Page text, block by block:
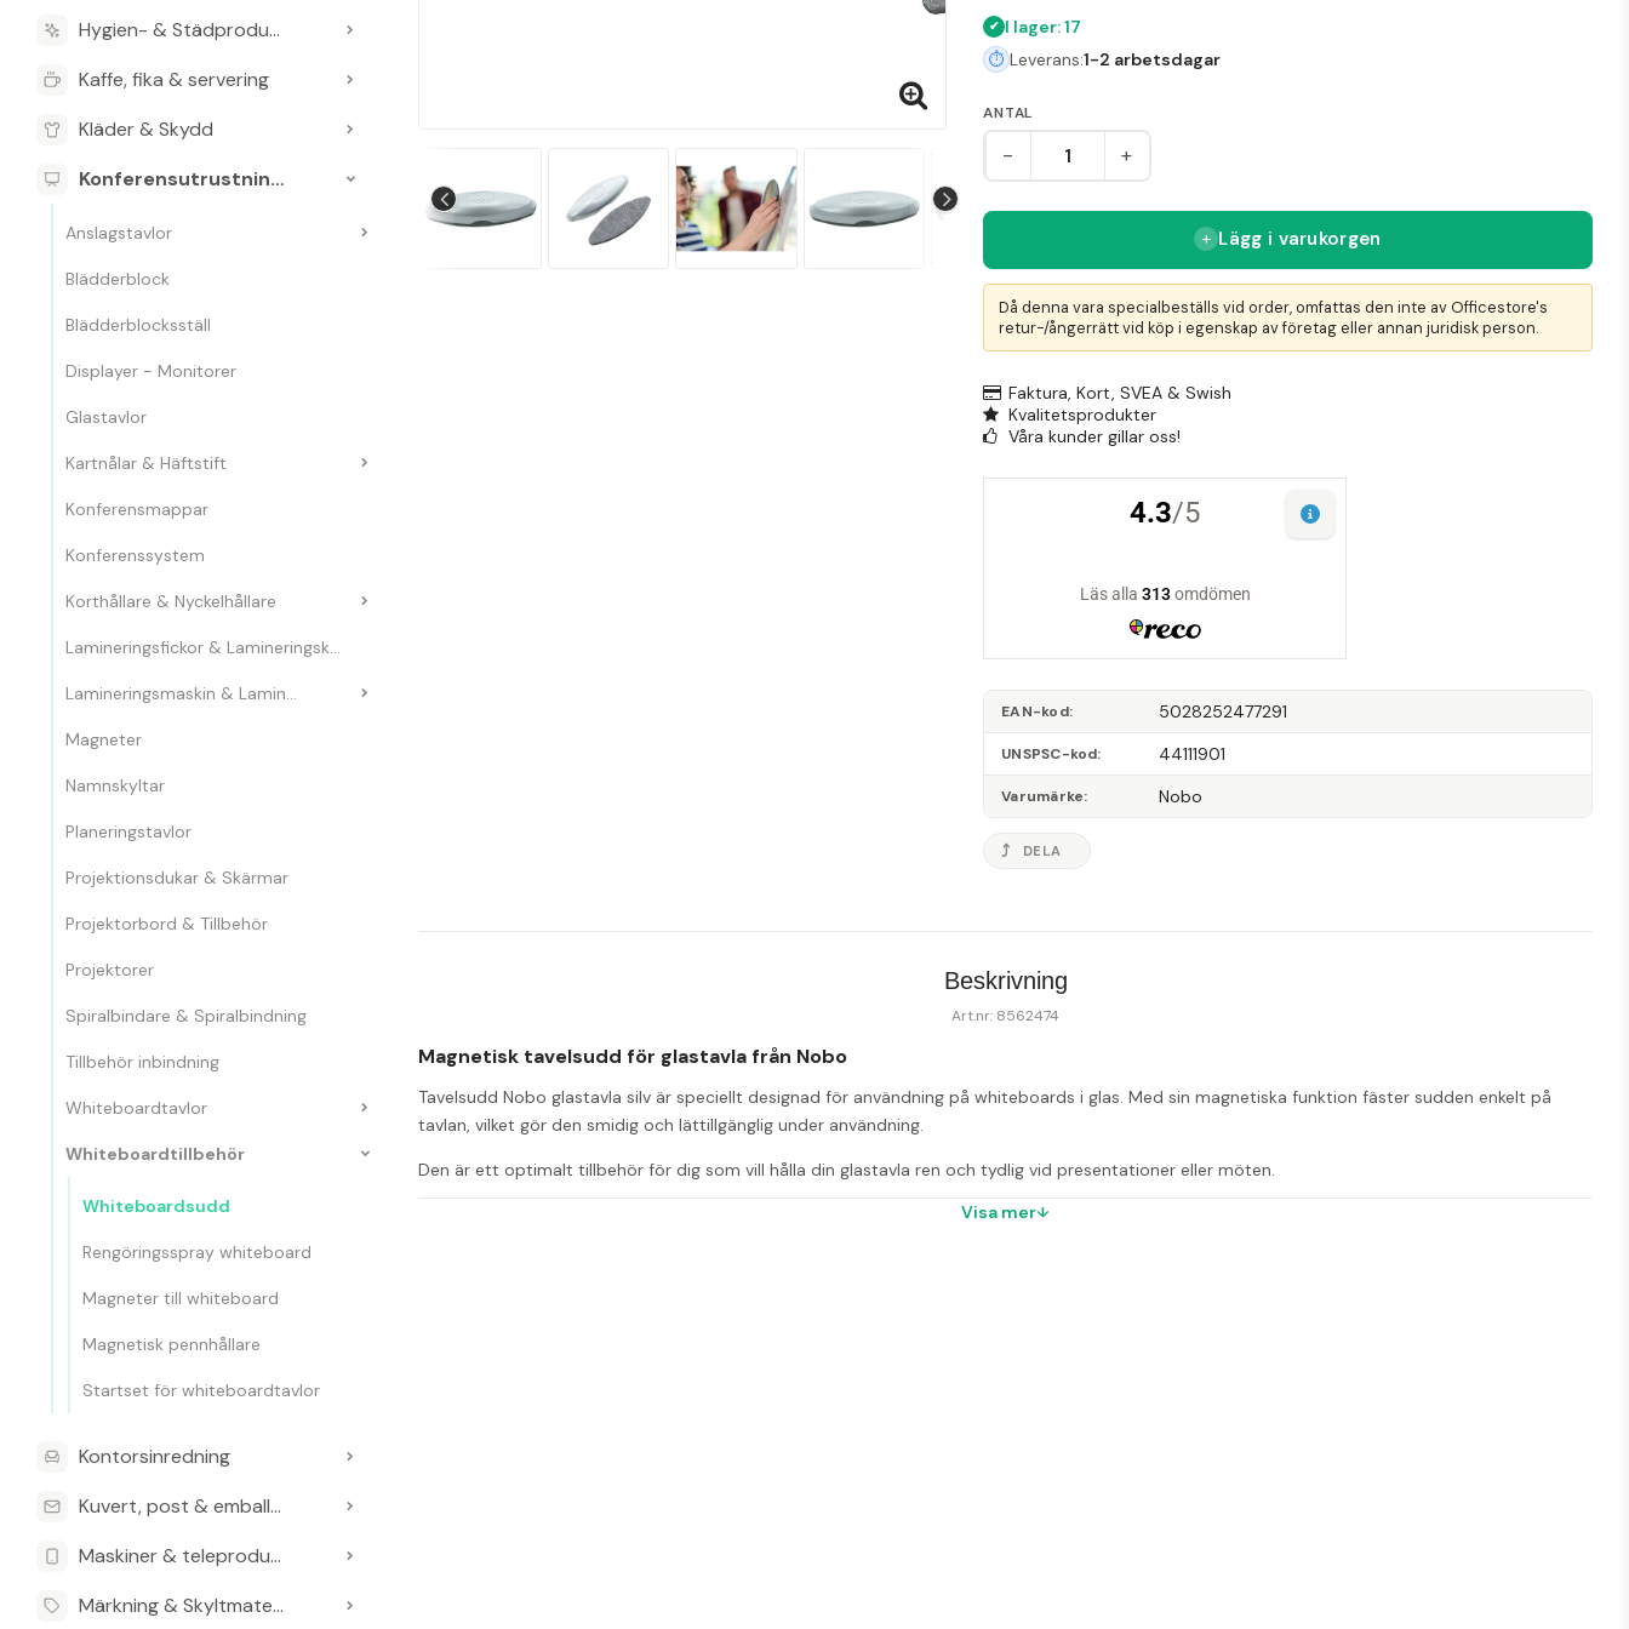
Hygien- & Städprodukter
Kaffe, fika & servering
Kläder & Skydd
Konferensutrustning & Presentationsutrustning
Anslagstavlor
Blädderblock
Blädderblocksställ
Displayer - Monitorer
Glastavlor
Kartnålar & Häftstift
Konferensmappar
Konferenssystem
Korthållare & Nyckelhållare
Lamineringsfickor & Lamineringskassetter
Lamineringsmaskin & Laminator
Magneter
Namnskyltar
Planeringstavlor
Projektionsdukar & Skärmar
Projektorbord & Tillbehör
Projektorer
Spiralbindare & Spiralbindning
Tillbehör inbindning
Whiteboardtavlor
Whiteboardtillbehör
Whiteboardsudd
Rengöringsspray whiteboard
Magneter till whiteboard
Magnetisk pennhållare
Startset för whiteboardtavlor
Kontorsinredning
Kuvert, post & emballage
Maskiner & teleprodukter
Märkning & Skyltmaterial
I lager: 17
Leverans:1-2 arbetsdagar
ANTAL
- +
Lägg i varukorgen
Då denna vara specialbeställs vid order, omfattas den inte av Officestore's
retur-/ångerrätt vid köp i egenskap av företag eller annan juridisk person.
Faktura, Kort, SVEA & Swish
Kvalitetsprodukter
Våra kunder gillar oss!
EAN-kod 5028252477291
UNSPSC-kod 44111901
Varumärke Nobo
DELA
Beskrivning
Art.nr: 8562474
Magnetisk tavelsudd för glastavla från Nobo
Tavelsudd Nobo glastavla silv är speciellt designad för användning på whiteboards i glas. Med sin magnetiska funktion fäster sudden enkelt på
tavlan, vilket gör den smidig och lättillgänglig under användning.
Den är ett optimalt tillbehör för dig som vill hålla din glastavla ren och tydlig vid presentationer eller möten.
Visa mer